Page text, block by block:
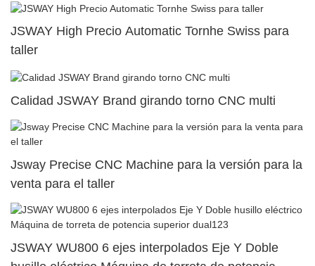
JSWAY High Precio Automatic Tornhe Swiss para
taller
Calidad JSWAY Brand girando torno CNC multi
Jsway Precise CNC Machine para la versión para la
venta para el taller
JSWAY WU800 6 ejes interpolados Eje Y Doble